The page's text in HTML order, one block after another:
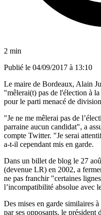
2 min
Publié le 04/09/2017 à 13:10
Le maire de Bordeaux, Alain
"mêlerai(t) pas de l'élection à
pour le parti menacé de
"Je ne me mêlerai pas de
parraine aucun candidat", a
compte Twitter. "Je serai
a-t-il cependant mis en garde.
Dans un billet de blog le 27
(devenue LR) en 2002, a
ne pas franchir "certaines
l’incompatibilité absolue avec
Des mises en garde similaires
par ses opposants, le